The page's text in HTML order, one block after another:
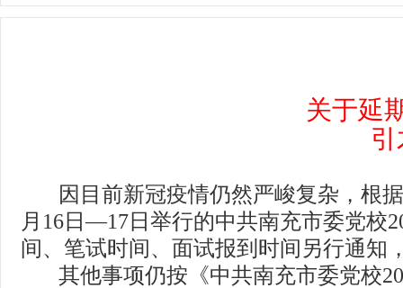
关于延
因目前新冠疫情仍然严峻复杂，根
月 16日—17日举行的中共南充市委党校
间、笔试时间、面试报到时间另行通知
其他事项仍按《中共南充市委党校